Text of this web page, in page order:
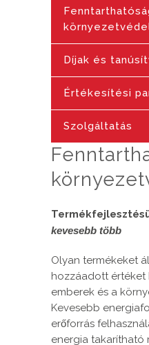
Díjak és
Értékesítési
Szolgáltatás
kevesebb több
Olyan termékeket
hozzáadott értéket
emberek és a
Kevesebb
erőforrás
energia takarítható